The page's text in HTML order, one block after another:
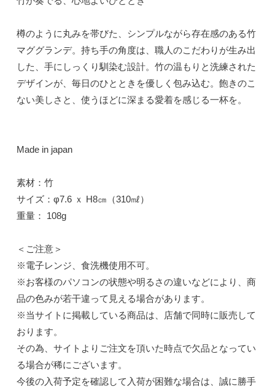
樽のように丸みを帯びた、シンプルながら存在感のある竹
マググランデ。持ち手の角度は、職人のこだわりが生み出
した、手にしっくり馴染む設計。竹の温もりと洗練された
デザインが、毎日のひとときを優しく包み込む。飽きのこ
ない美しさと、使うほどに深まる愛着を感じる一杯を。
Made in japan
素材：竹
サイズ：φ7.6 ｘ H8㎝（310㎖）
重量： 108g
＜ご注意＞
※電子レンジ、食洗機使用不可。
※お客様のパソコンの状態や明るさの違いなどにより、商
品の色みが若干違って見える場合があります。
※当サイトに掲載している商品は、店舗で同時に販売して
おります。
その為、サイトよりご注文を頂いた時点で欠品となってい
る場合が稀にございます。
今後の入荷予定を確認して入荷が困難な場合は、誠に勝手